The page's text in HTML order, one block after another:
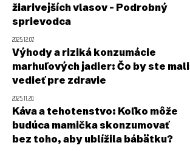
žiarivejších vlasov – Podrobný
sprievodca
2025.12.07.
Výhody a riziká konzumácie
marhuľových jadier: Čo by ste mali
vedieť pre zdravie
2025.11.20.
Káva a tehotenstvo: Koľko môže
budúca mamička skonzumovať
bez toho, aby ublížila bábätku?